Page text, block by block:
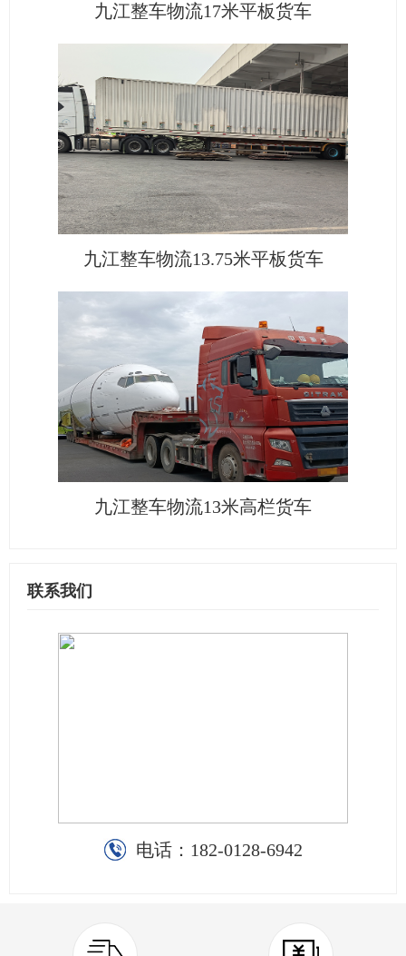
九江整车物流17米平板货车
九江整车物流13.75米平板货车
九江整车物流13米高栏货车
联系我们
电话： 182-0128-6942